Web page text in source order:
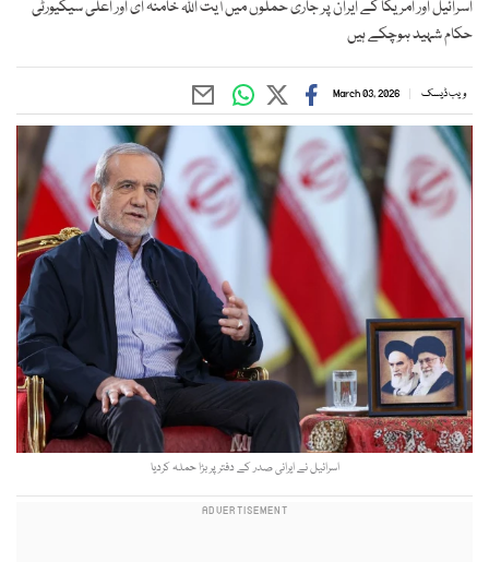
اسرائیل اور امریکا کے ایران پر جاری حملوں میں آیت اللہ خامنہ ای اور اعلیٰ سیکیورٹی
حکام شہید ہوچکے ہیں
ویب ڈیسک March 03, 2026
اسرائیل نے ایرانی صدر کے دفتر پر بڑا حملہ کردیا